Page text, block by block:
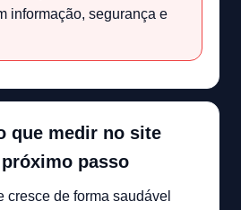
informação, segurança e
que medir no site
passo
cresce de forma saudável